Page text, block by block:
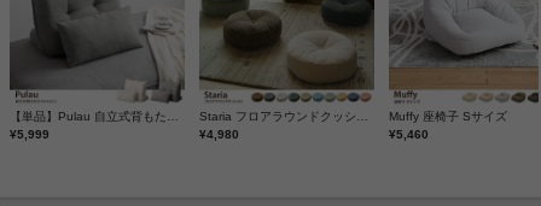
【単品】Pulau 自立式背もたれクッション
¥5,999
Staria フロアラウンドクッション
¥4,980
Muffy 座椅子 Sサイズ
¥5,460